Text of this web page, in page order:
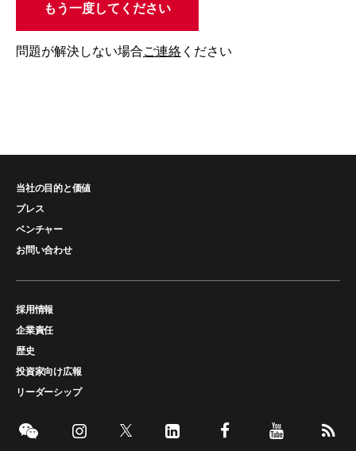
もう一度してください
問題が解決しない場合ご連絡 ください
当社の目的と価値
プレス
ベンチャー
お問い合わせ
採用情報
企業責任
歴史
投資家向け広報
リーダーシップ